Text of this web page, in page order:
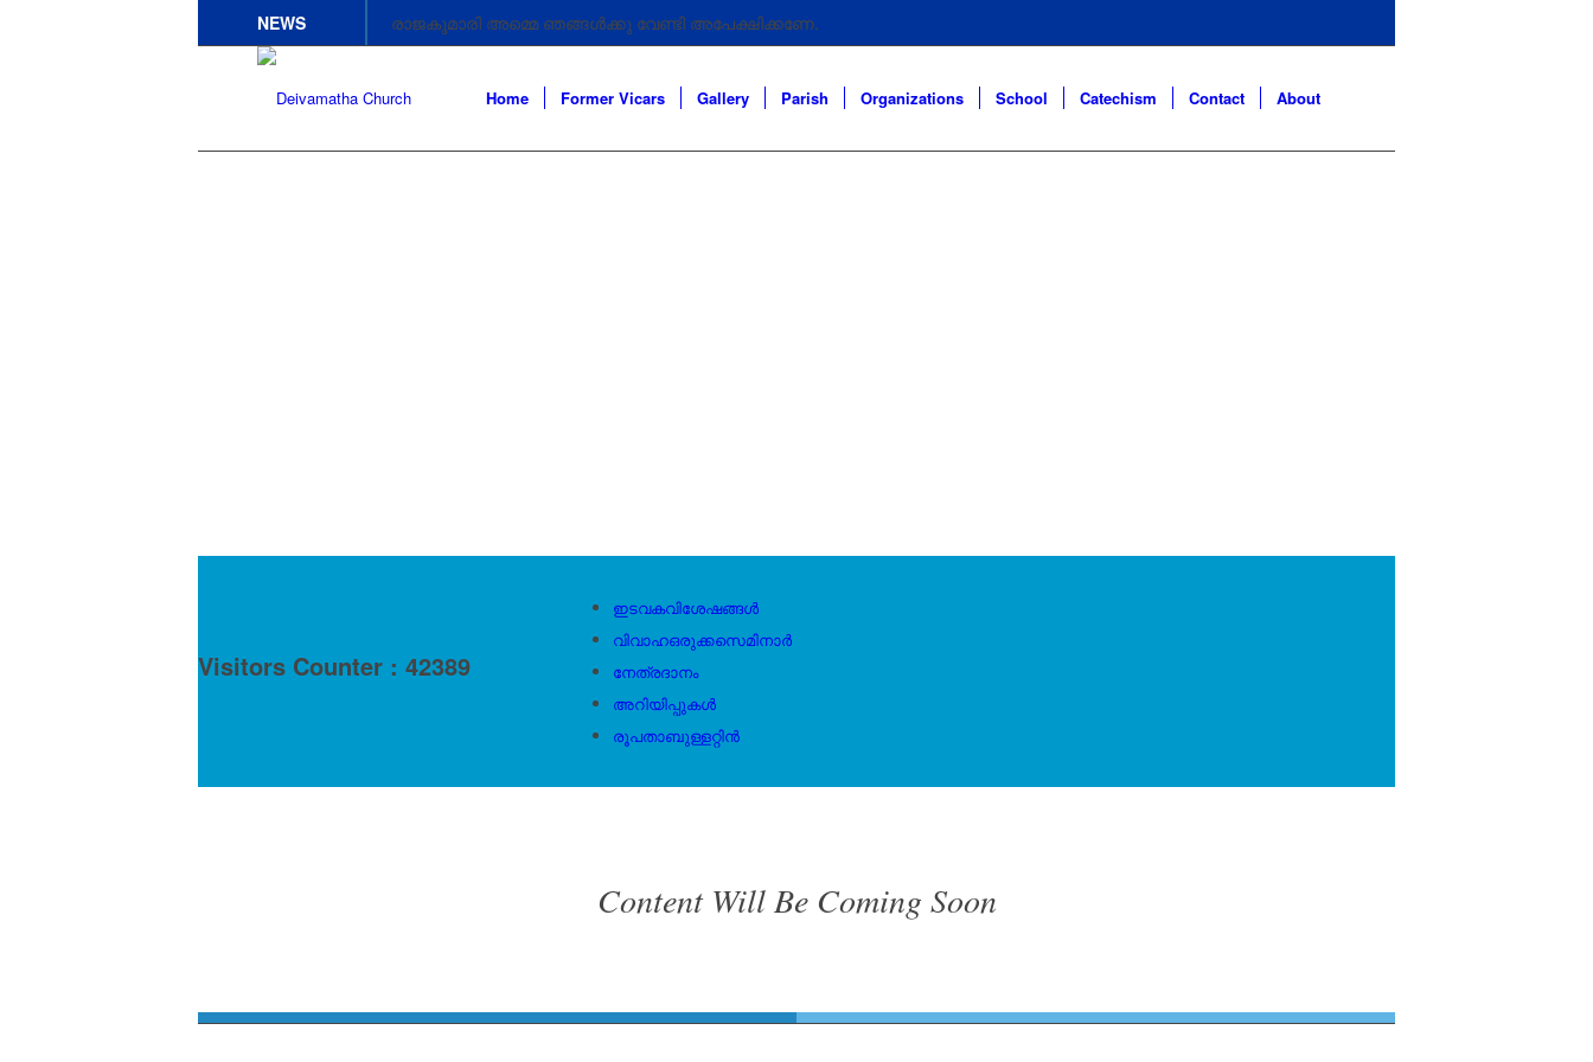
NEWS
രാജകുമാരി അമ്മെ ഞങ്ങൾക്കു വേണ്ടി അപേക്ഷിക്കണേ.
Home Former Vicars Gallery Parish Organizations School Catechism Contact About
Visitors Counter : 42389
ഇടവകവിശേഷങ്ങൾ
വിവാഹഒരുക്കസെമിനാർ
നേത്രദാനം
അറിയിപ്പുകൾ
രൂപതാബുള്ളറ്റിൻ
Content Will Be Coming Soon